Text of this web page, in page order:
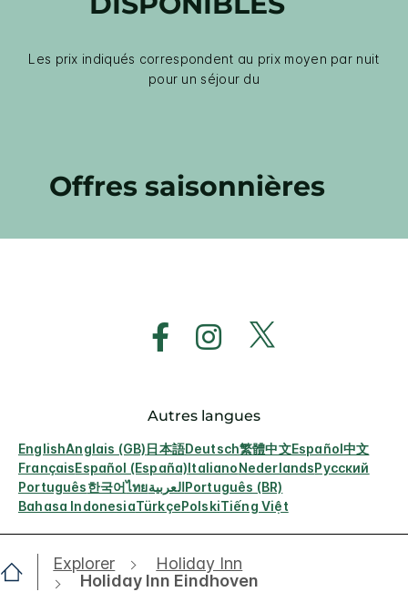
Les prix indiqués correspondent au prix moyen par nuit
pour un séjour du
Offres saisonnières
Autres langues
EnglishAnglais (GB)日本語Deutsch繁體中文Español中文
FrançaisEspañol (España)ItalianoNederlandsРусский
Português한국어ไทยالعربيةPortuguês (BR)
Bahasa IndonesiaTürkçePolskiTiếng Việt
Explorer
Holiday Inn
Holiday Inn Eindhoven